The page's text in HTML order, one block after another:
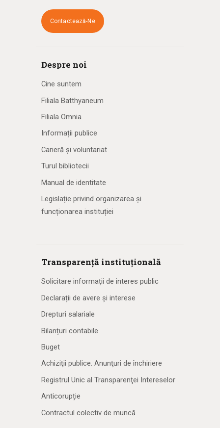
Contactează-Ne
Despre noi
Cine suntem
Filiala Batthyaneum
Filiala Omnia
Informații publice
Carieră și voluntariat
Turul bibliotecii
Manual de identitate
Legislație privind organizarea și
funcționarea instituției
Transparență instituțională
Solicitare informaţii de interes public
Declarații de avere și interese
Drepturi salariale
Bilanțuri contabile
Buget
Achiziţii publice. Anunţuri de închiriere
Registrul Unic al Transparenţei Intereselor
Anticorupție
Contractul colectiv de muncă